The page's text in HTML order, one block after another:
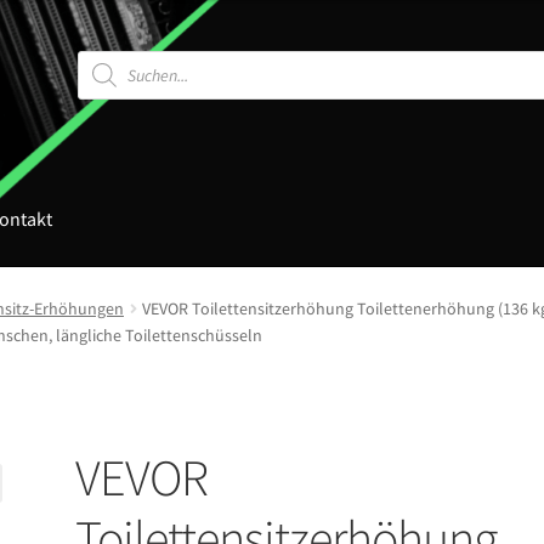
Products
search
Erhöhungen
VEVOR Toilettensitzerhöhung Toilettenerhöhung (136
längliche Toilettenschüsseln
VEVOR